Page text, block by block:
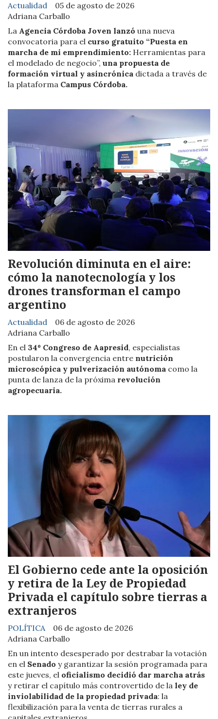
Adriana Carballo
Actualidad 05 de agosto de 2026
La Agencia Córdoba Joven lanzó una nueva
convocatoria para el curso gratuito “Puesta en
marcha de mi emprendimiento: Herramientas para
el modelado de negocio”, una propuesta de
formación virtual y asincrónica dictada a través de
la plataforma Campus Córdoba.
Revolución diminuta en el aire:
cómo la nanotecnología y los
drones transforman el campo
argentino
Adriana Carballo
Actualidad 06 de agosto de 2026
En el 34º Congreso de Aapresid, especialistas
postularon la convergencia entre nutrición
microscópica y pulverización autónoma como la
punta de lanza de la próxima revolución
agropecuaria.
El Gobierno cede ante la oposición
y retira de la Ley de Propiedad
Privada el capítulo sobre tierras a
extranjeros
Adriana Carballo
POLÍTICA 06 de agosto de 2026
En un intento desesperado por destrabar la votación
en el Senado y garantizar la sesión programada para
este jueves, el oficialismo decidió dar marcha atrás
y retirar el capítulo más controvertido de la ley de
inviolabilidad de la propiedad privada: la
flexibilización para la venta de tierras rurales a